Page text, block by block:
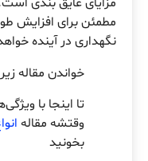
مطمئن برای افزایش
نگهداری در آینده
خواندن مقاله
تا اینجا با
وقتشه مقاله
بخونید